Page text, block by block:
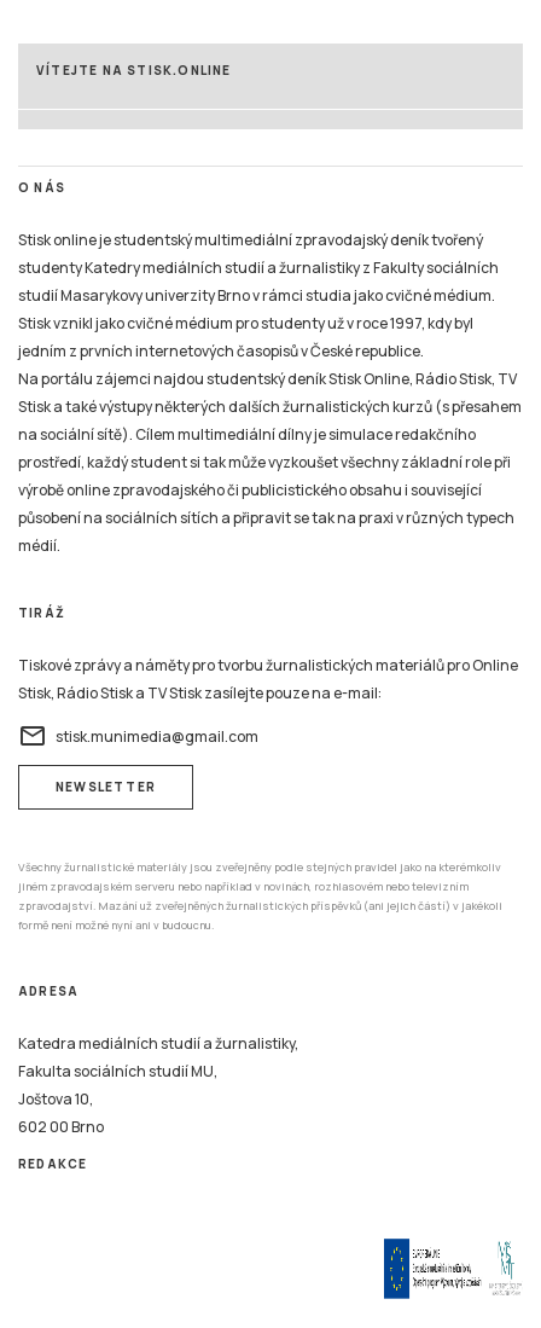
VÍTEJTE NA STISK.ONLINE
O NÁS
Stisk online je studentský multimediální zpravodajský deník tvořený
studenty Katedry mediálních studií a žurnalistiky z Fakulty sociálních
studií Masarykovy univerzity Brno v rámci studia jako cvičné médium.
Stisk vznikl jako cvičné médium pro studenty už v roce 1997, kdy byl
jedním z prvních internetových časopisů v České republice.
Na portálu zájemci najdou studentský deník Stisk Online, Rádio Stisk, TV
Stisk a také výstupy některých dalších žurnalistických kurzů (s přesahem
na sociální sítě). Cílem multimediální dílny je simulace redakčního
prostředí, každý student si tak může vyzkoušet všechny základní role při
výrobě online zpravodajského či publicistického obsahu i související
působení na sociálních sítích a připravit se tak na praxi v různých typech
médií.
TIRÁŽ
Tiskové zprávy a náměty pro tvorbu žurnalistických materiálů pro Online
Stisk, Rádio Stisk a TV Stisk zasílejte pouze na e-mail:
email stisk.munimedia@gmail.com
NEWSLETTER
Všechny žurnalistické materiály jsou zveřejněny podle stejných pravidel jako na kterémkoliv
jiném zpravodajském serveru nebo například v novinách, rozhlasovém nebo televizním
zpravodajství. Mazání už zveřejněných žurnalistických příspěvků (ani jejich částí) v jakékoli
formě není možné nyní ani v budoucnu.
ADRESA
Katedra mediálních studií a žurnalistiky,
Fakulta sociálních studií MU,
Joštova 10,
602 00 Brno
REDAKCE